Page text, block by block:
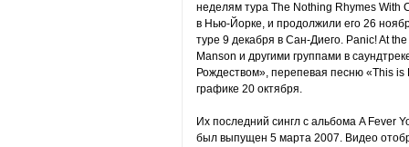
неделям тура The Nothing Rhymes
в Нью-Йорке, и продолжили его 26
туре 9 декабря в Сан-Диего. Panic! At
Manson и другими группами в
Рождеством», перепевая песню «This
графике 20 октября.
Их последний сингл с альбома A Fever
был выпущен 5 марта 2007. Видео